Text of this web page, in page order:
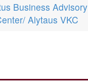
Business Advisory
Alytaus VKC